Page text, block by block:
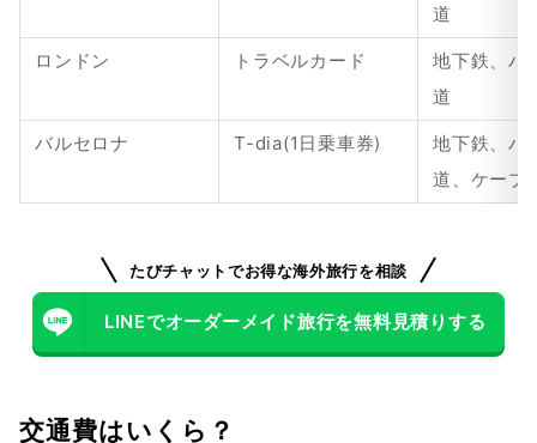
道
ロンドン トラベルカード
地下鉄、バ
道
バルセロナ T-dia(1日乗車券)
地下鉄、バ
道、ケーブ
たびチャットでお得な海外旅行を相談
LINEでオーダーメイド旅行を無料見積りする
交通費はいくら？